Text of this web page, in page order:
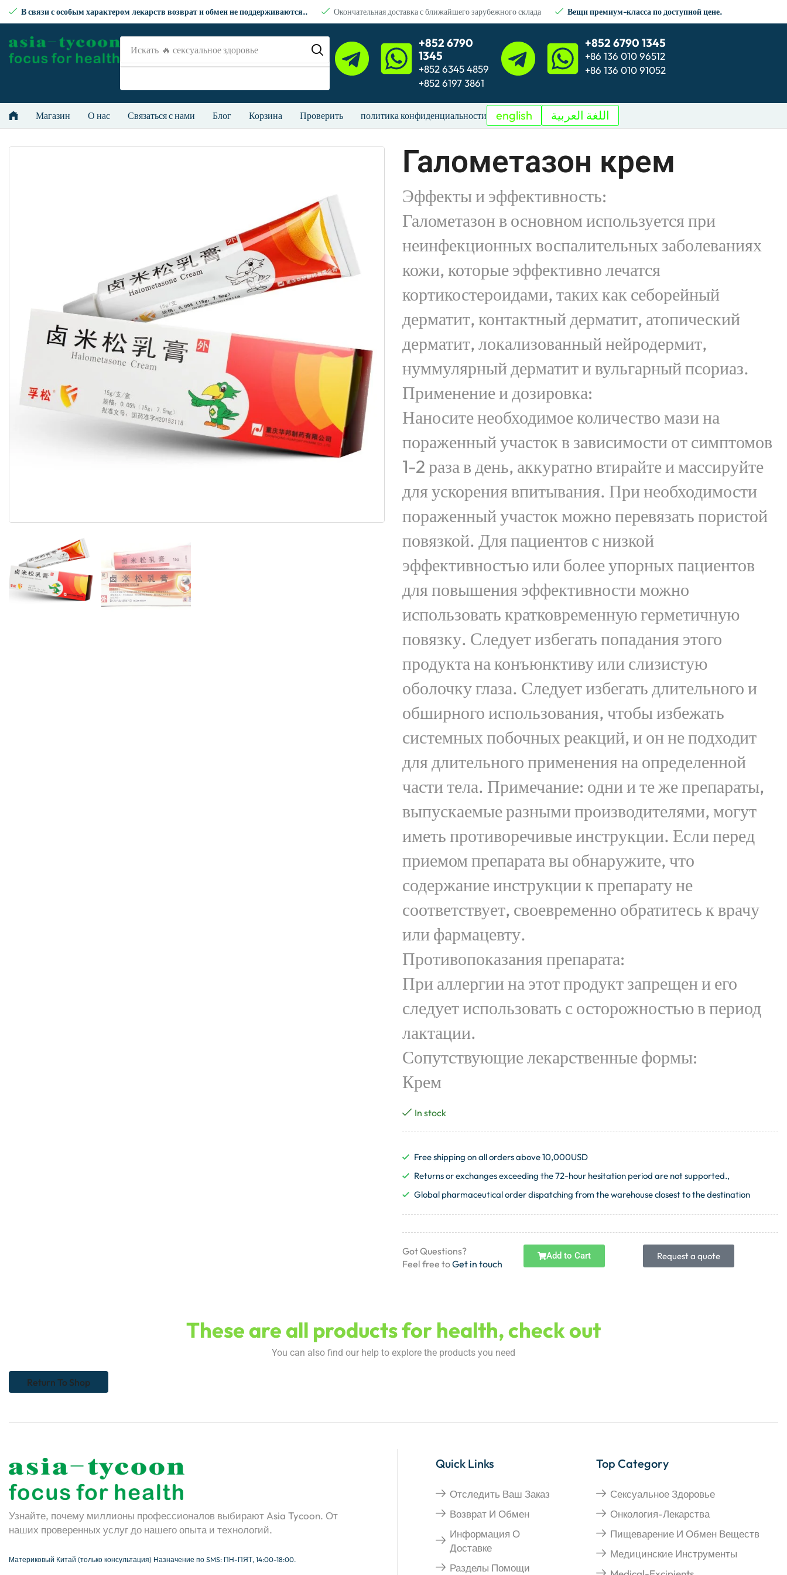
В связи с особым характером лекарств возврат и обмен не поддерживаются.. Окончательная доставка с ближайшего зарубежного склада Вещи премиум-класса по доступной цене.
Искать 🔥 сексуальное здоровье
+852 6790
1345
+852 6345 4859
+852 6197 3861
+852 6790 1345
+86 136 010 96512
+86 136 010 91052
Магазин О нас Связаться с нами Блог Корзина Проверить политика конфиденциальности english اللغة العربية
Галометазон крем
Эффекты и эффективность:
Галометазон в основном используется при
неинфекционных воспалительных заболеваниях
кожи, которые эффективно лечатся
кортикостероидами, таких как себорейный
дерматит, контактный дерматит, атопический
дерматит, локализованный нейродермит,
нуммулярный дерматит и вульгарный псориаз.
Применение и дозировка:
Наносите необходимое количество мази на
пораженный участок в зависимости от симптомов
1-2 раза в день, аккуратно втирайте и массируйте
для ускорения впитывания. При необходимости
пораженный участок можно перевязать пористой
повязкой. Для пациентов с низкой
эффективностью или более упорных пациентов
для повышения эффективности можно
использовать кратковременную герметичную
повязку. Следует избегать попадания этого
продукта на конъюнктиву или слизистую
оболочку глаза. Следует избегать длительного и
обширного использования, чтобы избежать
системных побочных реакций, и он не подходит
для длительного применения на определенной
части тела. Примечание: одни и те же препараты,
выпускаемые разными производителями, могут
иметь противоречивые инструкции. Если перед
приемом препарата вы обнаружите, что
содержание инструкции к препарату не
соответствует, своевременно обратитесь к врачу
или фармацевту.
Противопоказания препарата:
При аллергии на этот продукт запрещен и его
следует использовать с осторожностью в период
лактации.
Сопутствующие лекарственные формы:
Крем
In stock
Free shipping on all orders above 10,000USD
Returns or exchanges exceeding the 72-hour hesitation period are not supported.,
Global pharmaceutical order dispatching from the warehouse closest to the destination
Got Questions?
Feel free toGet in touch
Add to Cart Request a quote
These are all products for health, check out
You can also find our help to explore the products you need
Return To Shop
Узнайте, почему миллионы профессионалов выбирают Asia Tycoon. От
наших проверенных услуг до нашего опыта и технологий.
Материковый Китай (только консультация) Назначение по SMS: ПН-ПЯТ, 14:00-18:00.
Quick Links
Отследить Ваш Заказ
Возврат И Обмен
Информация О
Доставке
Разделы Помощи
Top Category
Сексуальное Здоровье
Онкология-Лекарства
Пищеварение И Обмен Веществ
Медицинские Инструменты